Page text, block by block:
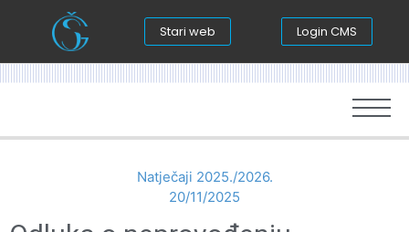
Stari web Login CMS
Natječaji 2025./2026.
20/11/2025